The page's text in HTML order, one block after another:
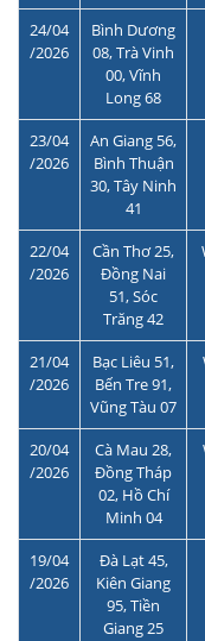
24/04
/2026
Bình Dương
08, Trà Vinh
00, Vĩnh
Long 68
23/04
/2026
An Giang 56,
Bình Thuận
30, Tây Ninh
41
22/04
/2026
Cần Thơ 25,
Đồng Nai
51, Sóc
Trăng 42
21/04
/2026
Bạc Liêu 51,
Bến Tre 91,
Vũng Tàu 07
20/04
/2026
Cà Mau 28,
Đồng Tháp
02, Hồ Chí
Minh 04
19/04
/2026
Đà Lạt 45,
Kiên Giang
95, Tiền
Giang 25